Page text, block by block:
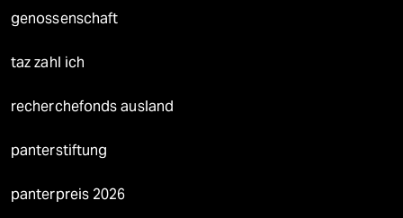
genossenschaft
taz zahl ich
recherchefonds ausland
panterstiftung
panterpreis 2026